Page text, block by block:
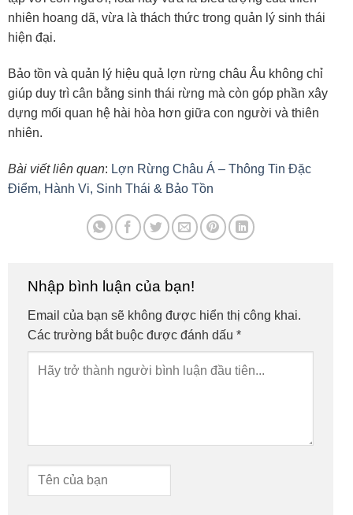
nhiên hoang dã, vừa là thách thức trong quản lý sinh thái
hiện đại.
Bảo tồn và quản lý hiệu quả lợn rừng châu Âu không chỉ
giúp duy trì cân bằng sinh thái rừng mà còn góp phần xây
dựng mối quan hệ hài hòa hơn giữa con người và thiên
nhiên.
Bài viết liên quan: Lợn Rừng Châu Á – Thông Tin Đặc
Điểm, Hành Vi, Sinh Thái & Bảo Tồn
Nhập bình luận của bạn!
Email của bạn sẽ không được hiển thị công khai.
Các trường bắt buộc được đánh dấu *